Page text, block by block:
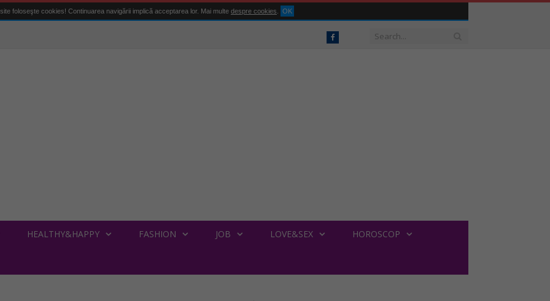
foloseşte cookies! Continuarea navigării implică acceptarea lor. Mai multe despre cookies OK
Facebook
HEALTHY&HAPPY FASHION JOB LOVE&SEX HOROSCOP